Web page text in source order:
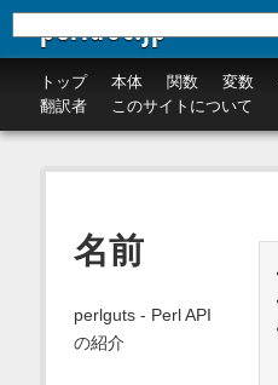
perldoc.jp
トップ 本体 関数 変数
翻訳者
このサイトについて
名前
perlguts - Perl API
の紹介